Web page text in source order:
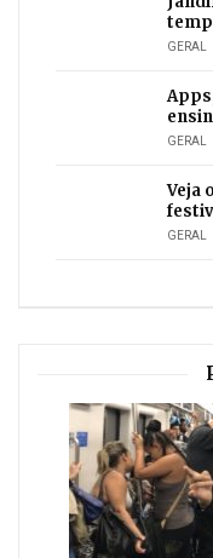
GERAL
GERAL
Veja
GERAL